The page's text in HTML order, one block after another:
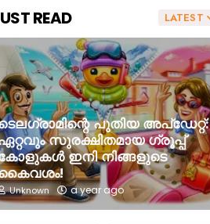
LATEST
READ
പുതിയ അപ്‌ഡേറ്റ്:
സുരക്ഷിതമായ ഗ്രൂപ്പ്
ഇനി നിങ്ങളുടെ
Unknown a year ago